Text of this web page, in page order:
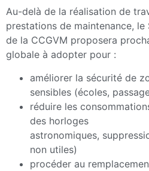
Au-delà de la réalisation de
prestations de maintenance, le
de la CCGVM proposera
globale à adopter pour :
améliorer la sécurité de
sensibles (écoles,
réduire les
des horloges
astronomiques,
non utiles)
procéder au